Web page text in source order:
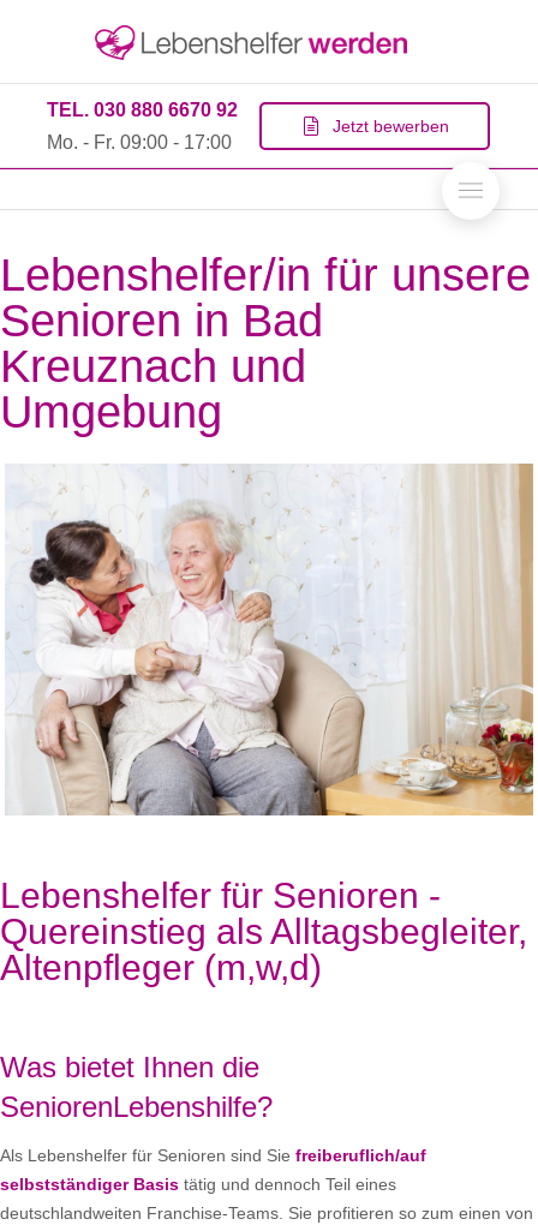
TEL. 030 880 6670 92
Mo. - Fr. 09:00 - 17:00
Jetzt bewerben
Lebenshelfer/in für unsere
Senioren in Bad
Kreuznach und
Umgebung
Lebenshelfer für Senioren -
Quereinstieg als Alltagsbegleiter,
Altenpfleger (m,w,d)
Was bietet Ihnen die
SeniorenLebenshilfe?
Als Lebenshelfer für Senioren sind Sie freiberuflich/auf
selbstständiger Basis tätig und dennoch Teil eines
deutschlandweiten Franchise-Teams. Sie profitieren so zum einen von